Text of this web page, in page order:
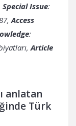
Special Issue:
Access
:
Article
anlatan
Türk